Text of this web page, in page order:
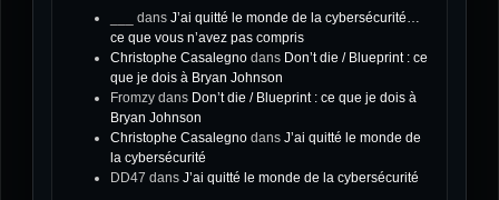
dans J’ai quitté le monde de la cybersécurité…
ce que vous n’avez pas compris
Christophe Casalegno dans Don’t die / Blueprint : ce
que je dois à Bryan Johnson
Fromzy dans Don’t die / Blueprint : ce que je dois à
Bryan Johnson
Christophe Casalegno dans J’ai quitté le monde de
la cybersécurité
DD47 dans J’ai quitté le monde de la cybersécurité